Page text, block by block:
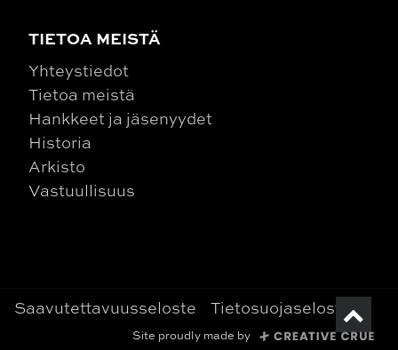
TIETOA MEISTÄ
Yhteystiedot
Tietoa meistä
Hankkeet ja jäsenyydet
Historia
Arkisto
Vastuullisuus
Saavutettavuusseloste Tietosuojaseloste
Site proudly made by